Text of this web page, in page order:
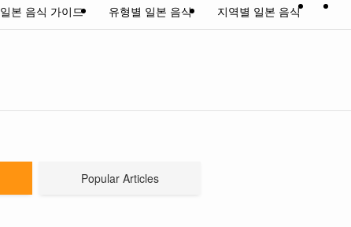
일본 음식 가이드 유형별 일본 음식 지역별 일본 음식
Popular Articles